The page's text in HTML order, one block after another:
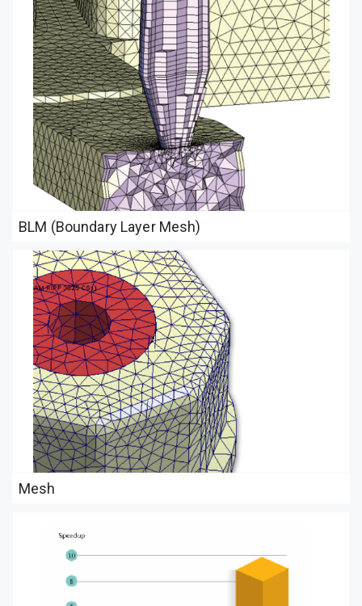
BLM (Boundary Layer Mesh)
Mesh